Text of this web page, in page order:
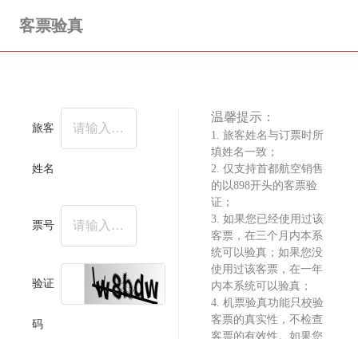
客票验真
旅客
姓名
票号
验证
码
温馨提示：
1. 旅客姓名与订票时所
填姓名一致；
2. 仅支持首都航空销售
的以898开头的客票验
证；
3. 如果您已经使用过该
客票，在三个月内本系
统可以验真；如果您没
使用过该客票，在一年
内本系统可以验真；
4. 机票验真功能只校验
客票的真实性，不检查
客票的有效性。如果您